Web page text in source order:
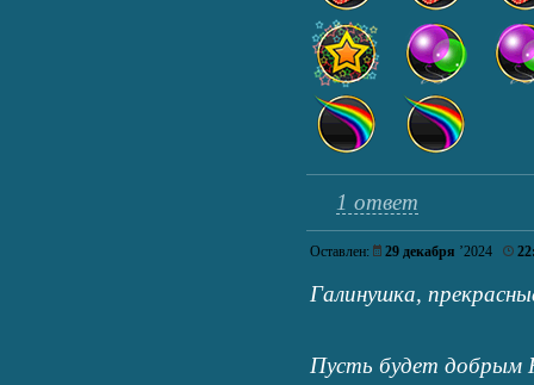
1 ответ
Оставлен: 29 декабря ’2024
Галинушка,
Пусть будет